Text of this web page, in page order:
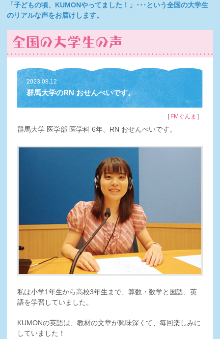
「子どもの頃、KUMONやってました！」･･･という全国の大学生
のリアルな声をお届けします。
2023.08.12
群馬大学のRN おせんべいです。
［ FMぐんま ］
群馬大学 医学部 医学科 6年、RN おせんべいです。
私は小学1年生から高校3年生まで、算数・数学と国語、英
語を学習していました。
KUMONの英語は、教材の文章が興味深くて、毎回楽しみに
していました！